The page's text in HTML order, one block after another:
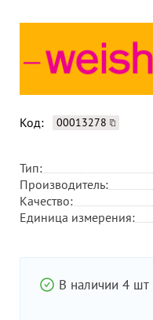
Код: 00013278
Тип:
Производитель:
Качество:
Единица измерения:
В наличии 4 шт